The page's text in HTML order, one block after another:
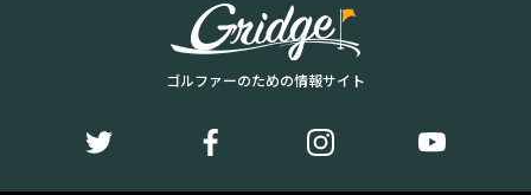
ゴルファーのための情報サイト